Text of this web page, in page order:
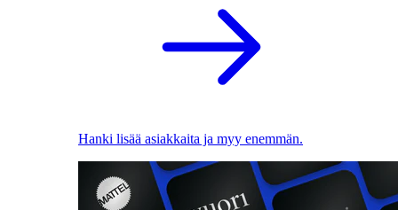
Hanki lisää asiakkaita ja myy enemmän.